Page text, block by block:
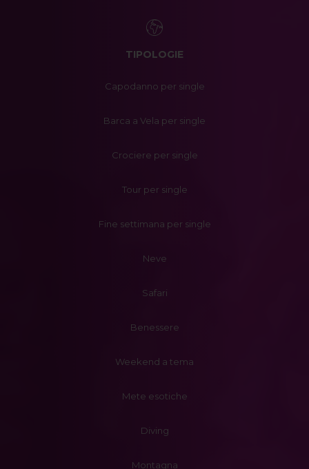
TIPOLOGIE
Capodanno per single
Barca a Vela per single
Crociere per single
Tour per single
Fine settimana per single
Neve
Safari
Benessere
Weekend a tema
Mete esotiche
Diving
Montagna